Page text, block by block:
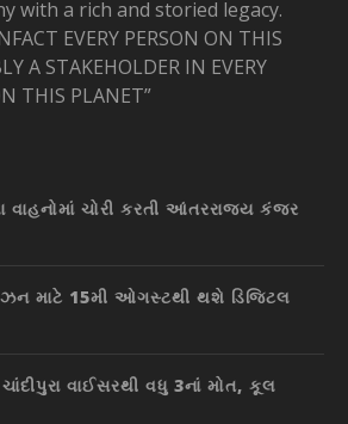
with a rich and storied legacy.
EVERY PERSON ON THIS
A STAKEHOLDER IN EVERY
THIS PLANET”
વાહનોમાં ચોરી કરતી આંતરરાજ્ય કંજર
માટે 15મી ઓગસ્ટથી થશે ડિજિટલ
વાઈસરથી વધુ 3નાં મોત, કૂલ